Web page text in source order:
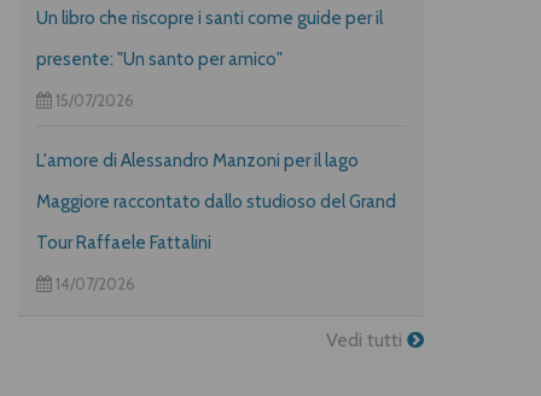
Un libro che riscopre i santi come guide per il
presente: "Un santo per amico"
15/07/2026
L'amore di Alessandro Manzoni per il lago
Maggiore raccontato dallo studioso del Grand
Tour Raffaele Fattalini
14/07/2026
Vedi tutti